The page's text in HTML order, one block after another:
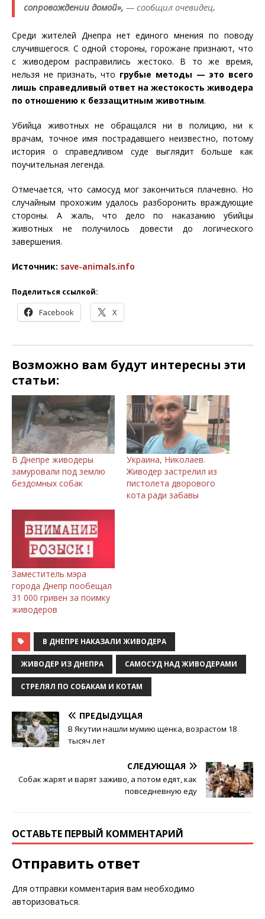
сопровождении домой», — сообщил очевидец.
Среди жителей Днепра нет единого мнения по поводу
случившегося. С одной стороны, горожане признают, что
с живодером расправились жестоко. В то же время,
нельзя не признать, что грубые методы — это всего
лишь справедливый ответ на жестокость живодера
по отношению к беззащитным животным.
Убийца животных не обращался ни в полицию, ни к
врачам, точное имя пострадавшего неизвестно, потому
история о справедливом суде выглядит больше как
поучительная легенда.
Отмечается, что самосуд мог закончиться плачевно. Но
случайным прохожим удалось разборонить враждующие
стороны. А жаль, что дело по наказанию убийцы
животных не получилось довести до логического
завершения.
Источник: save-animals.info
Поделиться ссылкой:
Facebook X
Возможно вам будут интересны эти
статьи:
В Днепре живодеры
замуровали под землю
бездомных собак
Украина, Николаев.
Живодер застрелил из
пистолета дворового
кота ради забавы
Заместитель мэра
города Днепр пообещал
31 000 гривен за поимку
живодеров
В ДНЕПРЕ НАКАЗАЛИ ЖИВОДЕРА
ЖИВОДЕР ИЗ ДНЕПРА САМОСУД НАД ЖИВОДЕРАМИ
СТРЕЛЯЛ ПО СОБАКАМ И КОТАМ
ПРЕДЫДУЩАЯ
В Якутии нашли мумию щенка, возрастом 18
тысяч лет
СЛЕДУЮЩАЯ
Собак жарят и варят заживо, а потом едят, как
повседневную еду
ОСТАВЬТЕ ПЕРВЫЙ КОММЕНТАРИЙ
Отправить ответ
Для отправки комментария вам необходимо
авторизоваться.